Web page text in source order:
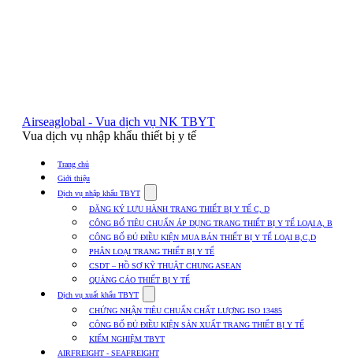
Airseaglobal - Vua dịch vụ NK TBYT
Vua dịch vụ nhập khẩu thiết bị y tế
Trang chủ
Giới thiệu
Dịch vụ nhập khẩu TBYT
submenu
for
Dịch
vụ
nhập
khẩu
TBYT
ĐĂNG KÝ LƯU HÀNH TRANG THIẾT BỊ Y TẾ C, D
CÔNG BỐ TIÊU CHUẨN ÁP DỤNG TRANG THIẾT BỊ Y TẾ LOẠI A, B
CÔNG BỐ ĐỦ ĐIỀU KIỆN MUA BÁN THIẾT BỊ Y TẾ LOẠI B,C,D
PHÂN LOẠI TRANG THIẾT BỊ Y TẾ
CSDT – HỒ SƠ KỸ THUẬT CHUNG ASEAN
QUẢNG CÁO THIẾT BỊ Y TẾ
Dịch vụ xuất khẩu TBYT
submenu
for
Dịch
vụ
xuất
CHỨNG NHẬN TIÊU CHUẨN CHẤT LƯỢNG ISO 13485
CÔNG BỐ ĐỦ ĐIỀU KIỆN SẢN XUẤT TRANG THIẾT BỊ Y TẾ
KIỂM NGHIỆM TBYT
AIRFREIGHT - SEAFREIGHT